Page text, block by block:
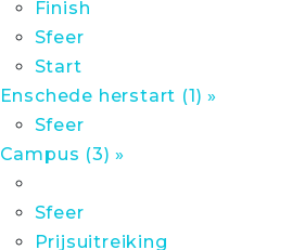
Finish
Sfeer
Start
Enschede herstart (1) »
Sfeer
Campus (3) »
Sfeer
Prijsuitreiking